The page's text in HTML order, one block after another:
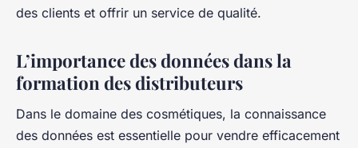
des clients et offrir un service de qualité.
L’importance des données dans la
formation des distributeurs
Dans le domaine des cosmétiques, la connaissance
des données est essentielle pour vendre efficacement